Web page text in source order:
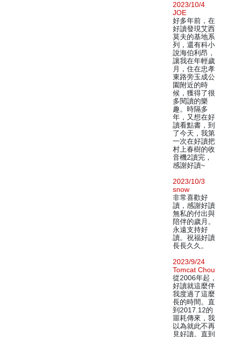
2023/10/4
JOE
好多年前，在
好讀發現艾西
莫夫的基地系
列，還有科小
說海伯利昂，
讓我在年輕歲
月，住在忠孝
東路旁玉成公
園附近的時
候，獲得了很
多閱讀的樂
趣。時隔多
年，又想在好
讀看點書，到
了今天，我第
一次在好讀把
村上春樹的收
音機2讀完，
感謝好讀~
2023/10/3
snow
非常喜歡好
讀，感謝好讀
無私的付出與
陪伴的歲月。
永遠支持好
讀。祝福好讀
長長久久。
2023/9/24
Tomcat Chou
從2006年起，
好讀就這麼伴
我度過了這麼
長的時間。直
到2017.12的
噩耗傳來，我
以為就此不再
見好讀。直到